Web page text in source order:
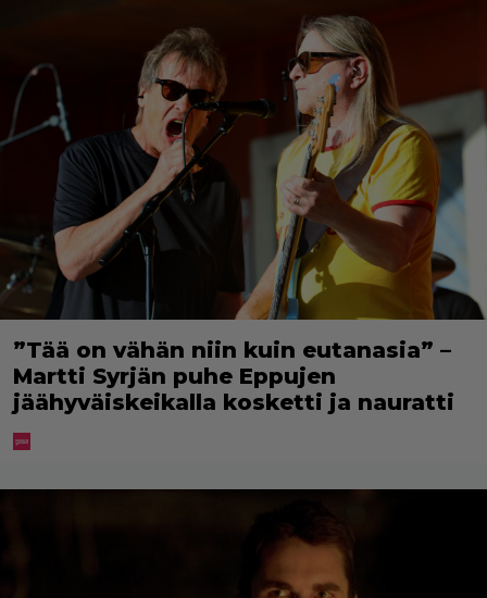
”Tää on vähän niin kuin eutanasia” –
Martti Syrjän puhe Eppujen
jäähyväiskeikalla kosketti ja nauratti